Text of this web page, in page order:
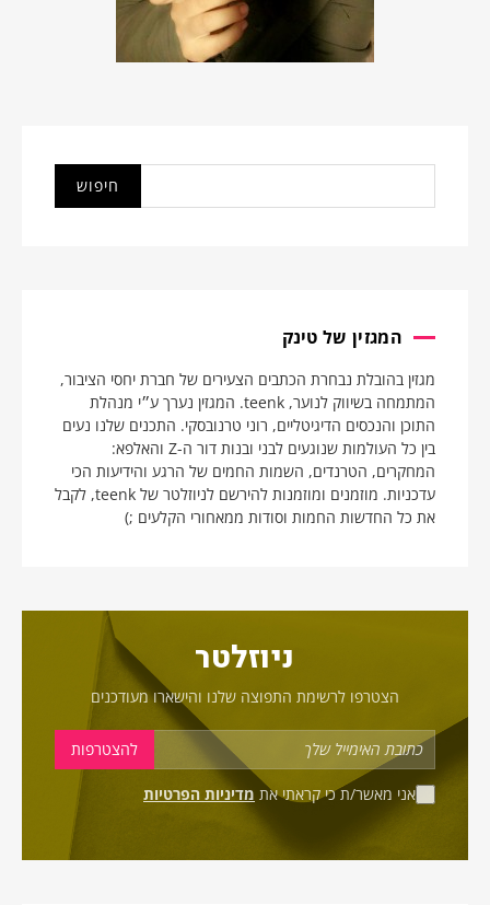
המגזין של טינק
מגזין בהובלת נבחרת הכתבים הצעירים של חברת יחסי הציבור,
המתמחה בשיווק לנוער, teenk. המגזין נערך ע״י מנהלת
התוכן והנכסים הדיגיטליים, רוני טרנובסקי. התכנים שלנו נעים
בין כל העולמות שנוגעים לבני ובנות דור ה-Z והאלפא:
המחקרים, הטרנדים, השמות החמים של הרגע והידיעות הכי
עדכניות. מוזמנים ומוזמנות להירשם לניוזלטר של teenk, לקבל
את כל החדשות החמות וסודות ממאחורי הקלעים ;)
ניוזלטר
הצטרפו לרשימת התפוצה שלנו והישארו מעודכנים
אני מאשר/ת כי קראתי את מדיניות הפרטיות